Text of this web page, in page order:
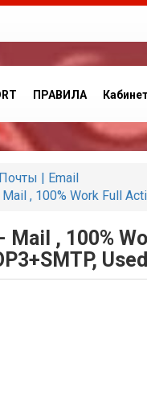
ПРАВИЛА
Почты | Email
, 100% Work Full
Mail , 100%